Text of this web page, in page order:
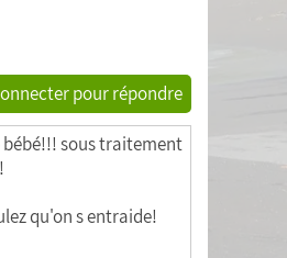
pour répondre
bébé!!! sous traitement
qu'on s entraide!